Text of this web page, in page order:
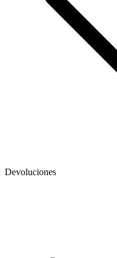
Devoluciones